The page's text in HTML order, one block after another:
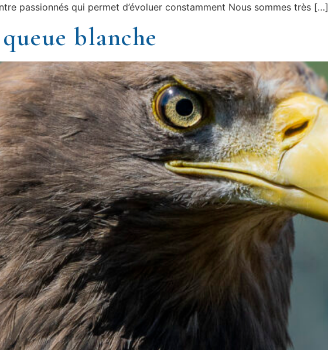
passionnés qui permet d’évoluer constamment Nous sommes très […]
blanche